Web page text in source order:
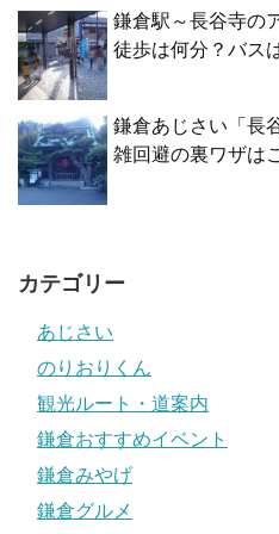
鎌倉駅～長谷寺の
徒歩は何分？バス
鎌倉あじさい「長
雑回避の裏ワザは
カテゴリー
あじさい
のりおりくん
観光ルート・道案内
鎌倉おすすめイベント
鎌倉みやげ
鎌倉グルメ